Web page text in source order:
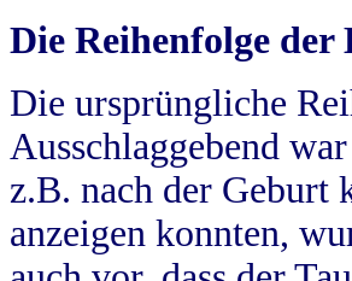
Die Reihenfolge der
Die ursprüngliche
Ausschlaggebend
z.B. nach der Geburt
anzeigen konnten,